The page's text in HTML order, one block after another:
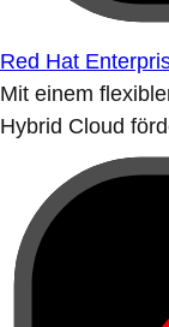
Red Hat
Mit einem
Hybrid Cloud